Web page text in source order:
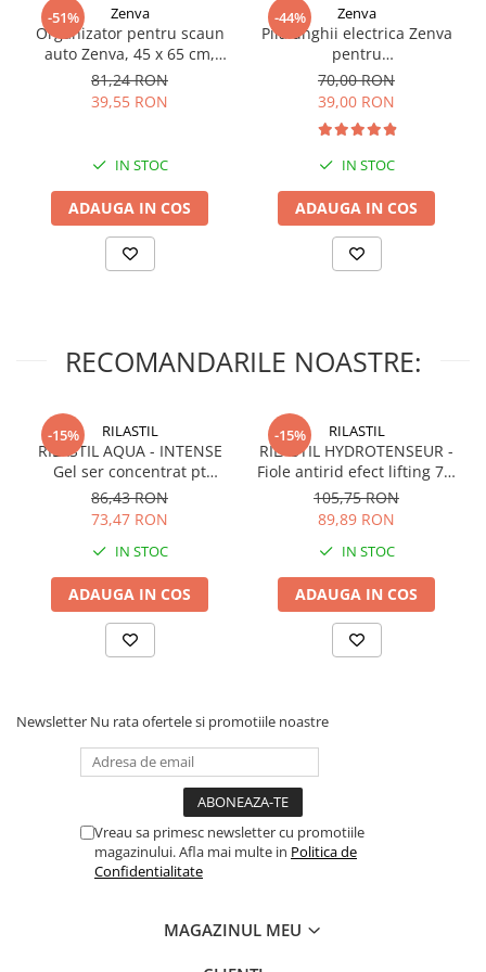
Vârstă recomandată:
De la 6 luni.
Material:
-51% Zenva
Organizator pentru scaun
auto Zenva, 45 x 65 cm,
Suport Tableta,
Impermeabil, Negru,
Protectie Scaun Auto,
81,24 RON
39,55 RON
IN STOC
ADAUGA IN COS
-44% Zenva
Pila unghii electrica Zenva
pentru
bebelusi/copii/adulti, 6
capete de schimb, verde
70,00 RON
39,00 RON
IN STOC
ADAUGA IN COS
RECOMANDARILE NOASTRE:
-15% RILASTIL
RILASTIL AQUA - INTENSE
Gel ser concentrat pt
hidratare si anti-poluare x
30ml
86,43 RON
73,47 RON
IN STOC
ADAUGA IN COS
-15% RILASTIL
RILASTIL HYDROTENSEUR -
Fiole antirid efect lifting 7 X
1ml
105,75 RON
89,89 RON
IN STOC
ADAUGA IN COS
Newsletter Nu rata ofertele si promotiile noastre
Vreau sa primesc newsletter cu promotiile
magazinului. Afla mai multe in Politica de
Confidentialitate
MAGAZINUL MEU